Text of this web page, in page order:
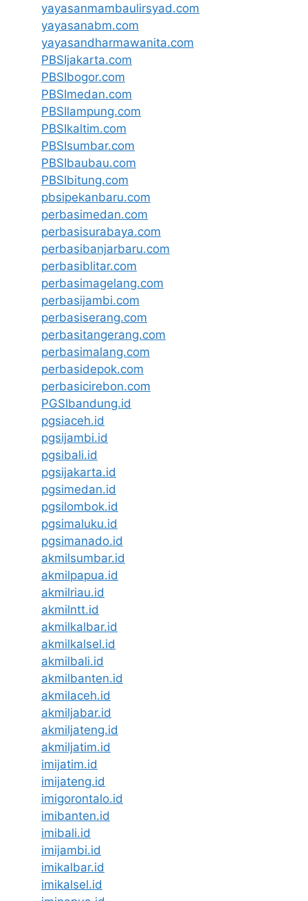
yayasanmambaulirsyad.com
yayasanabm.com
yayasandharmawanita.com
PBSIjakarta.com
PBSIbogor.com
PBSImedan.com
PBSIlampung.com
PBSIkaltim.com
PBSIsumbar.com
PBSIbaubau.com
PBSIbitung.com
pbsipekanbaru.com
perbasimedan.com
perbasisurabaya.com
perbasibanjarbaru.com
perbasiblitar.com
perbasimagelang.com
perbasijambi.com
perbasiserang.com
perbasitangerang.com
perbasimalang.com
perbasidepok.com
perbasicirebon.com
PGSIbandung.id
pgsiaceh.id
pgsijambi.id
pgsibali.id
pgsijakarta.id
pgsimedan.id
pgsilombok.id
pgsimaluku.id
pgsimanado.id
akmilsumbar.id
akmilpapua.id
akmilriau.id
akmilntt.id
akmilkalbar.id
akmilkalsel.id
akmilbali.id
akmilbanten.id
akmilaceh.id
akmiljabar.id
akmiljateng.id
akmiljatim.id
imijatim.id
imijateng.id
imigorontalo.id
imibanten.id
imibali.id
imijambi.id
imikalbar.id
imikalsel.id